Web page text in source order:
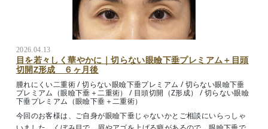
2026.04.13
目を若々しく華やかに｜切らない眼瞼下垂プレミアム＋目頭
切開Z形成 ６ヶ月後
腫れにくい二重術/切らない眼瞼下垂プレミアム /切らない眼瞼下垂
プレミアム（眼瞼下垂＋二重術）
/ 目頭切開（Z形成） /切らない眼瞼
下垂プレミアム（眼瞼下垂＋二重術）
今回のお客様は、ご自身が眼瞼下垂じゃないかとご相談にいらっしゃ